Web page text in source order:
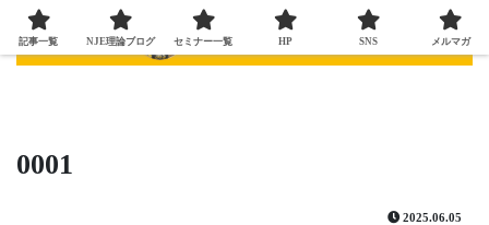
0001
2025.06.05
記事一覧 NJE理論ブログ セミナー一覧 HP SNS メルマガ